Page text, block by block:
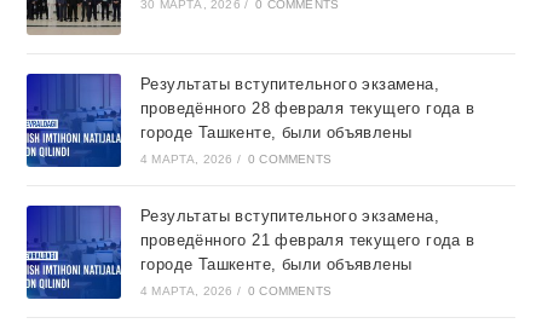
30 МАРТА, 2026 / 0 COMMENTS
Результаты вступительного экзамена,
проведённого 28 февраля текущего года в
городе Ташкентe, были объявлены
4 МАРТА, 2026 / 0 COMMENTS
Результаты вступительного экзамена,
проведённого 21 февраля текущего года в
городе Ташкентe, были объявлены
4 МАРТА, 2026 / 0 COMMENTS